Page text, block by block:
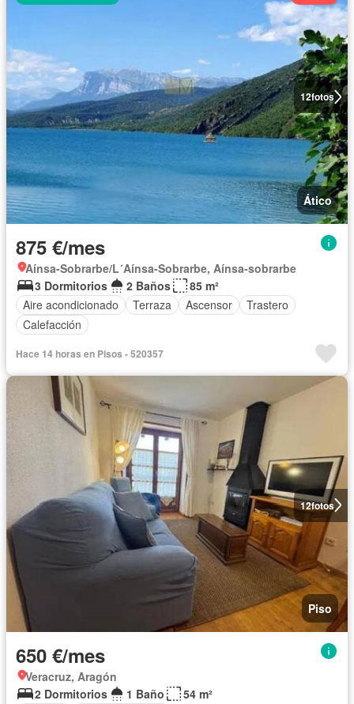
12fotos
Ático
875 €/mes
Aínsa-Sobrarbe/L´Aínsa-Sobrarbe, Aínsa-sobrarbe
3 Dormitorios
2 Baños
85 m²
Aire acondicionado
Terraza Ascensor
Trastero
Calefacción
Hace 14 horas en Pisos - 520357
12fotos
Piso
650 €/mes
Veracruz, Aragón
2 Dormitorios
1 Baño
54 m²